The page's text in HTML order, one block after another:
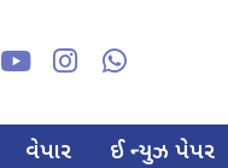
વેપાર ઈ ન્યુઝ પેપર